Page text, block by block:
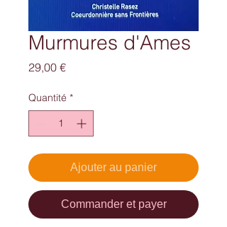
Murmures d'Ames
29,00 €Prix
Quantité *
Ajouter au panier
Commander et payer